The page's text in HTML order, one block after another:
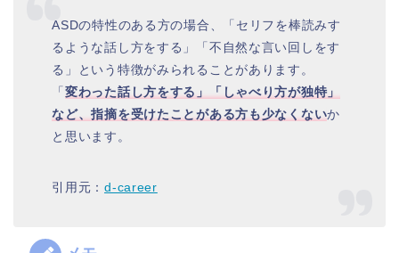
ASDの特性のある方の場合、「セリフを棒読みす
るような話し方をする」「不自然な言い回しをす
る」という特徴がみられることがあります。
「 変わった話し方をする」「しゃべり方が独特」
など、指摘を受けたことがある方も少なくないか
と思います。
引用元：d-career